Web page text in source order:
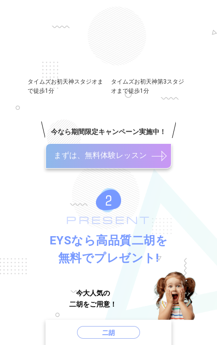
タイムズお初天神スタジオま
で徒歩1分
タイムズお初天神第3スタジ
オまで徒歩1分
今なら期間限定キャンペーン実施中！
まずは、無料体験レッスン
PRESENT
EYSなら高品質二胡を
無料でプレゼント!
今大人気の
二胡をご用意！